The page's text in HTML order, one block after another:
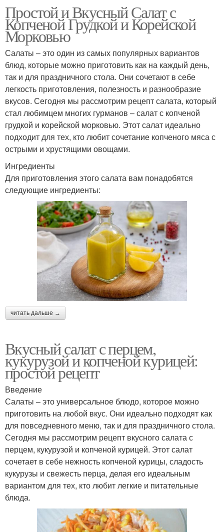
Простой и Вкусный Салат с
Копченой Грудкой и Корейской
Морковью
Салаты – это один из самых популярных вариантов
блюд, которые можно приготовить как на каждый день,
так и для праздничного стола. Они сочетают в себе
легкость приготовления, полезность и разнообразие
вкусов. Сегодня мы рассмотрим рецепт салата, который
стал любимцем многих гурманов – салат с копченой
грудкой и корейской морковью. Этот салат идеально
подходит для тех, кто любит сочетание копченого мяса с
острыми и хрустящими овощами.
Ингредиенты
Для приготовления этого салата вам понадобятся
следующие ингредиенты:
читать дальше →
Вкусный салат с перцем,
кукурузой и копченой курицей:
простой рецепт
Введение
Салаты – это универсальное блюдо, которое можно
приготовить на любой вкус. Они идеально подходят как
для повседневного меню, так и для праздничного стола.
Сегодня мы рассмотрим рецепт вкусного салата с
перцем, кукурузой и копченой курицей. Этот салат
сочетает в себе нежность копченой курицы, сладость
кукурузы и свежесть перца, делая его идеальным
вариантом для тех, кто любит легкие и питательные
блюда.